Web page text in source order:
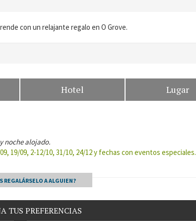
con un relajante regalo en O Grove.
Hotel Lugar
noche alojado.
19/09, 2-12/10, 31/10, 24/12 y fechas con eventos especiales.
REGALÁRSELO A ALGUIEN?
TUS PREFERENCIAS